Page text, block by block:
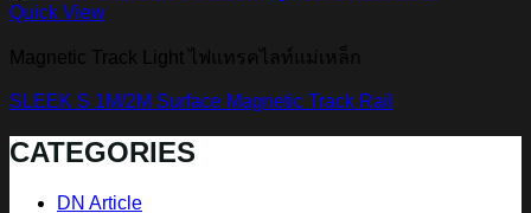
Quick View
Magnetic Track Light ไฟแทรคไลท์แม่เหล็ก
SLEEK S 1M/2M Surface Magnetic Track Rail
CATEGORIES
DN Article